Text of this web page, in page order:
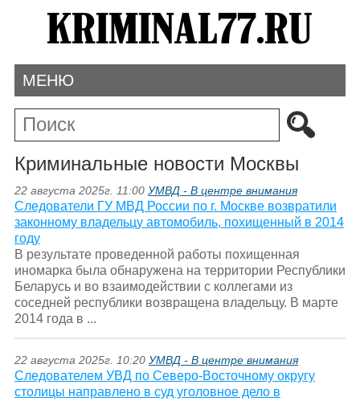
МЕНЮ
Криминальные новости Москвы
22 августа 2025г. 11:00 УМВД - В центре внимания
Следователи ГУ МВД России по г. Москве возвратили
законному владельцу автомобиль, похищенный в 2014
году
В результате проведенной работы похищенная
иномарка была обнаружена на территории Республики
Беларусь и во взаимодействии с коллегами из
соседней республики возвращена владельцу. В марте
2014 года в ...
22 августа 2025г. 10:20 УМВД - В центре внимания
Следователем УВД по Северо-Восточному округу
столицы направлено в суд уголовное дело в